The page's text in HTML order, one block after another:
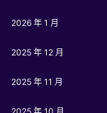
2026 年 1 月
2025 年 12 月
2025 年 11 月